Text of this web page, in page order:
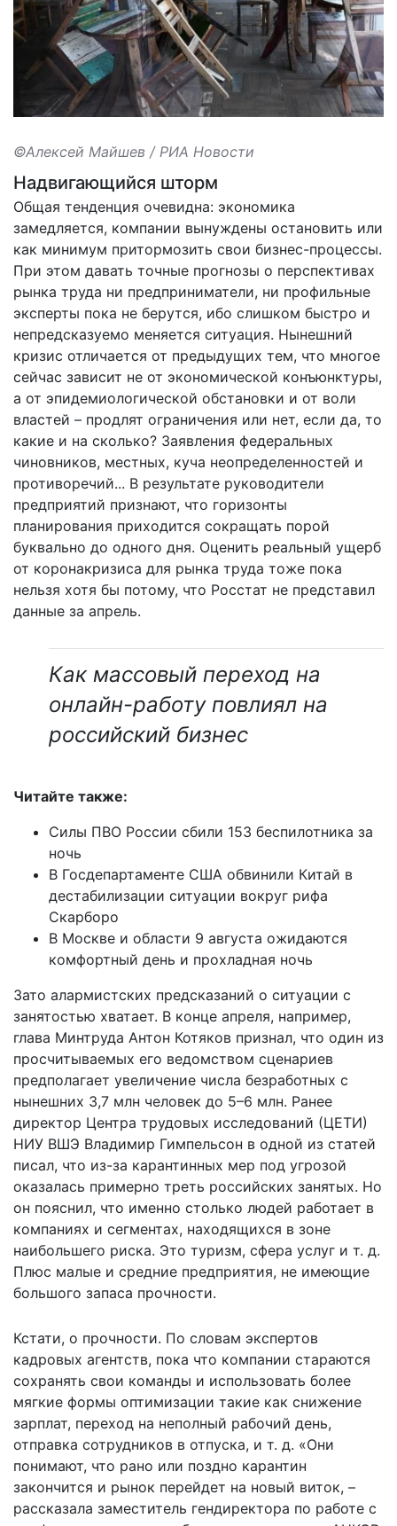
©Алексей Майшев / РИА Новости
Надвигающийся шторм
Общая тенденция очевидна: экономика
замедляется, компании вынуждены остановить или
как минимум притормозить свои бизнес-процессы.
При этом давать точные прогнозы о перспективах
рынка труда ни предприниматели, ни профильные
эксперты пока не берутся, ибо слишком быстро и
непредсказуемо меняется ситуация. Нынешний
кризис отличается от предыдущих тем, что многое
сейчас зависит не от экономической конъюнктуры,
а от эпидемиологической обстановки и от воли
властей – продлят ограничения или нет, если да, то
какие и на сколько? Заявления федеральных
чиновников, местных, куча неопределенностей и
противоречий... В результате руководители
предприятий признают, что горизонты
планирования приходится сокращать порой
буквально до одного дня. Оценить реальный ущерб
от коронакризиса для рынка труда тоже пока
нельзя хотя бы потому, что Росстат не представил
данные за апрель.
Как массовый переход на
онлайн-работу повлиял на
российский бизнес
Читайте также:
Силы ПВО России сбили 153 беспилотника за
ночь
В Госдепартаменте США обвинили Китай в
дестабилизации ситуации вокруг рифа
Скарборо
В Москве и области 9 августа ожидаются
комфортный день и прохладная ночь
Зато алармистских предсказаний о ситуации с
занятостью хватает. В конце апреля, например,
глава Минтруда Антон Котяков признал, что один из
просчитываемых его ведомством сценариев
предполагает увеличение числа безработных с
нынешних 3,7 млн человек до 5–6 млн. Ранее
директор Центра трудовых исследований (ЦЕТИ)
НИУ ВШЭ Владимир Гимпельсон в одной из статей
писал, что из-за карантинных мер под угрозой
оказалась примерно треть российских занятых. Но
он пояснил, что именно столько людей работает в
компаниях и сегментах, находящихся в зоне
наибольшего риска. Это туризм, сфера услуг и т. д.
Плюс малые и средние предприятия, не имеющие
большого запаса прочности.
Кстати, о прочности. По словам экспертов
кадровых агентств, пока что компании стараются
сохранять свои команды и использовать более
мягкие формы оптимизации такие как снижение
зарплат, переход на неполный рабочий день,
отправка сотрудников в отпуска, и т. д. «Они
понимают, что рано или поздно карантин
закончится и рынок перейдет на новый виток, –
рассказала заместитель гендиректора по работе с